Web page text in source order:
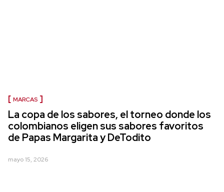
MARCAS
La copa de los sabores, el torneo donde los
colombianos eligen sus sabores favoritos
de Papas Margarita y DeTodito
mayo 15, 2026